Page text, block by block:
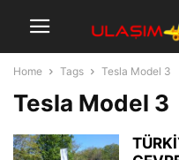
Home Tags Tesla Model 3
Tesla Model 3